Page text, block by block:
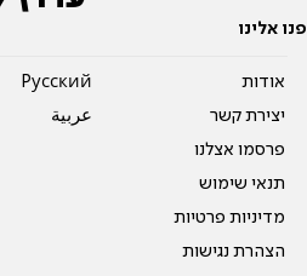
פנו אלינו
אודות
יצירת קשר
פרסמו אצלנו
תנאי שימוש
מדיניות פרטיות
הצהרת נגישות
Pусский
عربية